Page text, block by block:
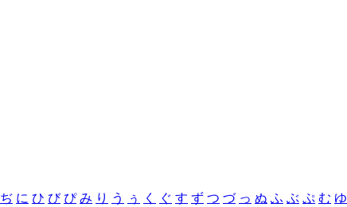
ぢ に ひ び ぴ み り う ぅ く ぐ す ず つ づ っ ぬ ふ ぶ ぷ む ゆ